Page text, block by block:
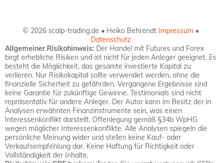
© 2026 scalp-trading.de • Heiko Behrendt Impressum•
Datenschutz
Allgemeiner Risikohinweis: Der Handel mit Futures und Forex
birgt erhebliche Risiken und ist nicht für jeden Anleger geeignet. Es
besteht die Möglichkeit, das gesamte investierte Kapital zu
verlieren. Nur Risikokapital sollte verwendet werden, ohne die
finanzielle Sicherheit zu gefährden. Vergangene Ergebnisse sind
keine Garantie für zukünftige Gewinne. Testimonials sind nicht
repräsentativ für andere Anleger. Der Autor kann im Besitz der in
Analysen erwähnten Finanzinstrumente sein, was einen
Interessenkonflikt darstellt. Offenlegung gemäß §34b WpHG
wegen möglicher Interessenkonflikte. Alle Analysen spiegeln die
persönliche Meinung wider und stellen keine Kauf- oder
Verkaufsempfehlung dar. Keine Haftung für Richtigkeit oder
Vollständigkeit der Inhalte.